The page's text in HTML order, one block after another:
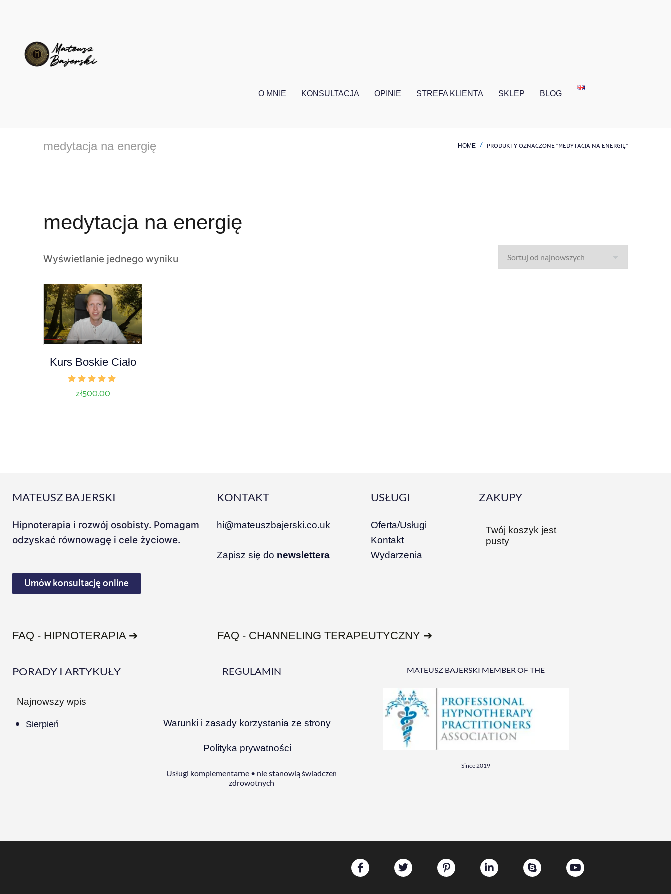
O MNIE KONSULTACJA OPINIE STREFA KLIENTA SKLEP BLOG
medytacja na energię HOME PRODUKTY OZNACZONE “MEDYTACJA NA ENERGIĘ”
medytacja na energię
Wyświetlanie jednego wyniku
Kurs Boskie Ciało
Oceniono
5.00
zł500.00
MATEUSZ BAJERSKI
Hipnoterapia i rozwój osobisty. Pomagam
odzyskać równowagę i cele życiowe.
Umów konsultację online
KONTAKT
hi@mateuszbajerski.co.uk
Zapisz się do newslettera
USŁUGI
Oferta/Usługi
Kontakt
Wydarzenia
ZAKUPY
Twój koszyk jest
pusty
FAQ - HIPNOTERAPIA ➔ FAQ - CHANNELING TERAPEUTYCZNY ➔
PORADY I ARTYKUŁY
Najnowszy wpis
Sierpień
REGULAMIN
Warunki i zasady korzystania ze strony
Polityka prywatności
Usługi komplementarne • nie stanowią świadczeń
zdrowotnych
MATEUSZ BAJERSKI MEMBER OF THE
Since 2019